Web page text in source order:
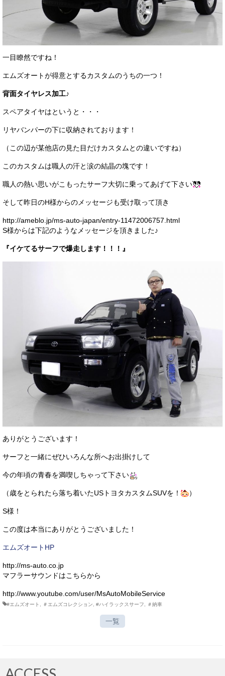
一目瞭然ですね！
エムズオートが得意とするカスタムのうちの一つ！
背面タイヤレス加工♪
スペアタイヤはというと・・・
リヤバンパーの下に収納されております！
（この辺が某他店の見た目だけカスタムとの違いですね）
このカスタムは職人の汗と涙の結晶の塊です！
職人の熱い思いがこもったサーフ大切に乗ってあげて下さい
そして昨日のH様からのメッセージも受け取って頂き
http://ameblo.jp/ms-auto-japan/entry-11472006757.html
S様からは下記のようなメッセージを頂きました♪
『イケてるサーフで爆走します！！！』
ありがとうございます！
サーフと一緒にぜひいろんな所へお出掛けして
今の年頃の青春を満喫しちゃって下さい
（歳をとられたら落ち着いたUSトヨタカスタムSUVを！ ）
S様！
この度は本当にありがとうございました！
エムズオートHP
http://ms-auto.co.jp
マフラーサウンドはこちらから
http://www.youtube.com/user/MsAutoMobileService
#エムズオート ＃エムズコレクション #ハイラックスサーフ ＃納車
一覧